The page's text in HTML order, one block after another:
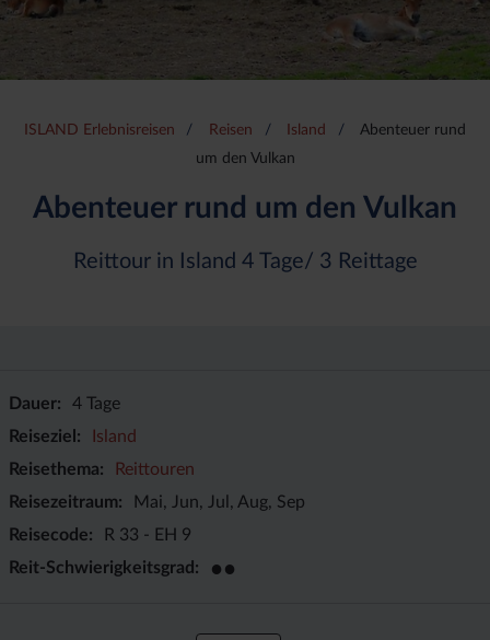
ISLAND Erlebnisreisen Reisen Island
Abenteuer rund
um den Vulkan
Abenteuer rund um den Vulkan
Reittour in Island 4 Tage/ 3 Reittage
Dauer
4 Tage
Reiseziel
Island
Reisethema
Reittouren
Reisezeitraum
Mai, Jun, Jul, Aug, Sep
Reisecode
R 33 - EH 9
Reit-Schwierigkeitsgrad
●●